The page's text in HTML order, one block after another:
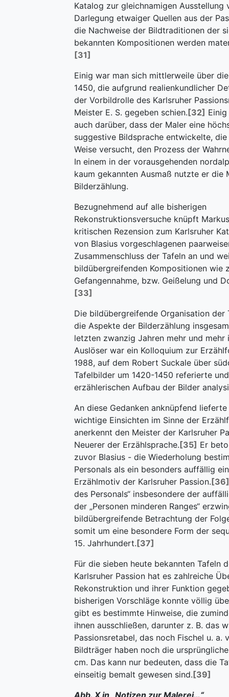
Katalog zur gleichnamigen Ausstellung
Darlegung etwaiger Quellen aus der
die Nachweise der Bildtraditionen der
bekannten Kompositionen werden
[31]
Einig war man sich mittlerweile über
1450, die aufgrund realienkundlicher
der Vorbildrolle des Karlsruher
Meister E. S. gegeben schien. [32]
auch darüber, dass der Maler eine
suggestive Bildsprache entwickelte,
Weise versucht, den Prozess der
In einem in der vorausgehenden
kaum gekannten Ausmaß nutzte er die
Bilderzählung.
Bezugnehmend auf alle bisherigen
Rekonstruktionsversuche knüpft
kritischen Rezension zum Karlsruher
von Blasius vorgeschlagenen
Zusammenschluss der Tafeln an und
bildübergreifenden Kompositionen wie
Gefangennahme, bzw. Geißelung und
[33]
Die bildübergreifende Organisation der
die Aspekte der Bilderzählung
letzten zwanzig Jahren mehr und mehr
Auslöser war ein Kolloquium zur
1988, auf dem Robert Suckale über
Tafelbilder um 1420-1450 referierte
erzählerischen Aufbau der Bilder
An diese Gedanken anknüpfend
wichtige Einsichten im Sinne der
anerkennt den Meister der Karlsruher
Neuerer der Erzählsprache. [35] Er
zuvor Blasius - die Wiederholung
Personals als ein besonders auffällig
Erzählmotiv der Karlsruher Passion. [36]
des Personals“ insbesondere der
der „Personen minderen Ranges“
bildübergreifende Betrachtung der
somit um eine besondere Form der
15. Jahrhundert. [37]
Für die sieben heute bekannten Tafeln
Karlsruher Passion hat es zahlreiche
Rekonstruktion und ihrer Funktion
bisherigen Vorschläge konnte völlig
gibt es bestimmte Hinweise, die
ihnen ausschließen, darunter z. B. das
Passionsretabel, das noch Fischel u. a.
Bildträger haben noch die
cm. Das kann nur bedeuten, dass die
einseitig bemalt gewesen sind. [39]
Abb. X in „Notizen zur Malerei…“